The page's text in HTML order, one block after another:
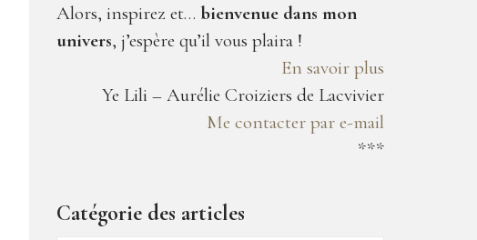
Alors, inspirez et… bienvenue dans mon
univers, j’espère qu’il vous plaira !
En savoir plus
Ye Lili – Aurélie Croiziers de Lacvivier
Me contacter par e-mail
***
Catégorie des articles